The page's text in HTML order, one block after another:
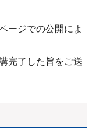
ージでの公開によ
完了した旨をご送